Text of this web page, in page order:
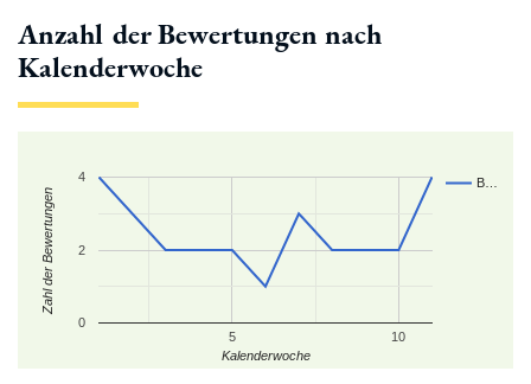
Anzahl der Bewertungen nach
Kalenderwoche
B…
5 10
0
2
4
Kalenderwoche
Zahl der Bewertungen